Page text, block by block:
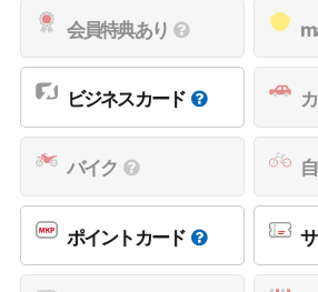
会員特典あり
ビジネスカード
バイク
ポイントカード